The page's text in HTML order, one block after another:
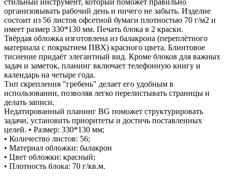
организовывать рабочий день и ничего не забыть. Изделие
состоит из 56 листов офсетной бумаги плотностью 70 г/м2 и
имеет размер 330*130 мм. Печать блока в 2 краски.
Твёрдая обложка изготовлена из балакрона (переплётного
материала с покрытием ПВХ) красного цвета. Блинтовое
тиснение придаёт элегантный вид. Кроме блоков для важных
задач и заметок, планинг включает телефонную книгу и
календарь на четыре года.
Тип скрепления "гребень" делает его удобным в
использовании, позволяя легко перелистывать страницы и
делать записи.
Недатированный планинг BG поможет структурировать
задачи, установить приоритеты и достичь поставленных
целей. • Размер: 330*130 мм;
• Количество листов: 56;
• Материал обложки: балакрон
• Цвет обложки: красный;
• Плотность блока: 70 г/кв.м.